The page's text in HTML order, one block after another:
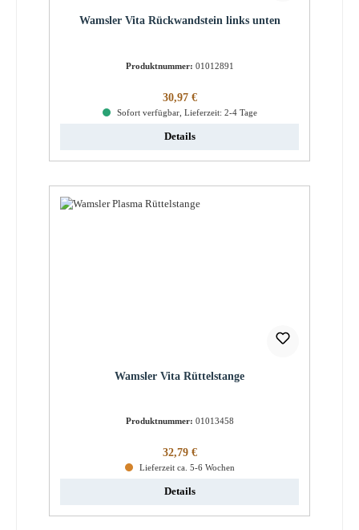
Wamsler Vita Rückwandstein links unten
Produktnummer: 01012891
Regulärer Preis:
30,97 €
Sofort verfügbar, Lieferzeit: 2-4 Tage
Details
Wamsler Vita Rüttelstange
Produktnummer: 01013458
Regulärer Preis:
32,79 €
Lieferzeit ca. 5-6 Wochen
Details